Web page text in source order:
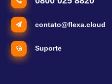
contato@flexa.cloud
Suporte